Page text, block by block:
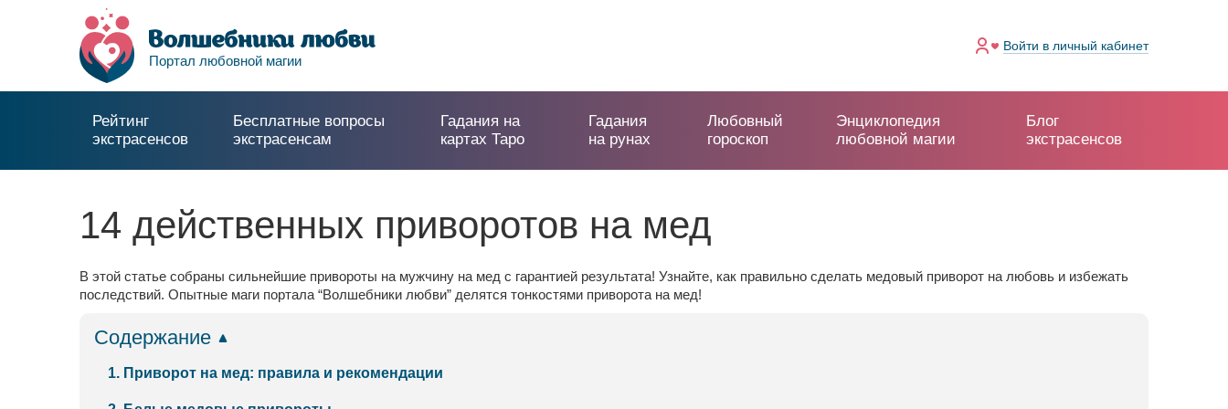
Портал любовной магии
Войти в личный кабинет
Рейтинг
экстрасенсов
Бесплатные вопросы
экстрасенсам
Гадания на
картах Таро
Гадания
на рунах
Любовный
гороскоп
Энциклопедия
любовной магии
Блог
экстрасенсов
14 действенных приворотов на мед
В этой статье собраны сильнейшие привороты на мужчину на мед с гарантией результата! Узнайте, как правильно сделать медовый приворот на любовь и избежать
последствий. Опытные маги портала “Волшебники любви” делятся тонкостями приворота на мед!
Содержание
1. Приворот на мед: правила и рекомендации